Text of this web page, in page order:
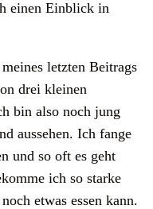
einen Einblick in
letzten Beitrags
drei kleinen
bin also noch jung
aussehen. Ich fange
und so oft es geht
ich so starke
etwas essen kann.